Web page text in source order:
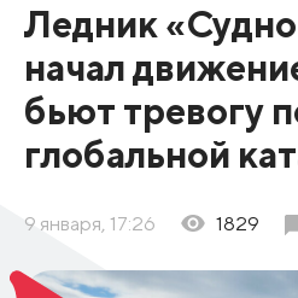
Ледник
начал
бьют тревогу
глобальной
9 января, 17:26 1829